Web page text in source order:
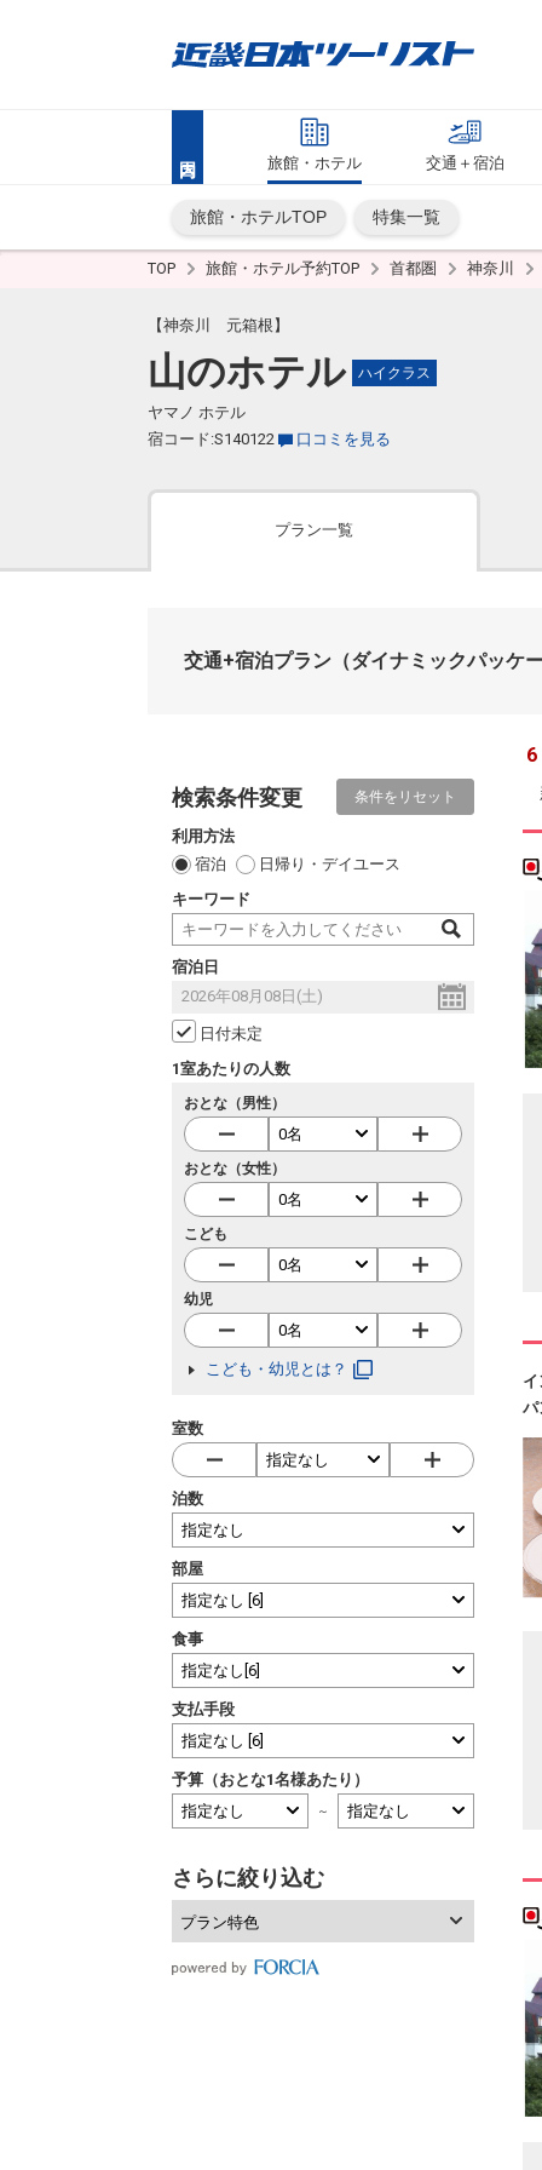
旅館・ホテル 交通＋宿泊
旅館・ホテルTOP 特集一覧
TOP 旅館・ホテル予約TOP 首都圏 神奈川
【神奈川 元箱根】
山のホテル ハイクラス
ヤマノ ホテル
宿コード:S140122
口コミを見る
プラン一覧
交通+宿泊プラン （ダイナミックパッケ
検索条件変更 条件をリセット
利用方法
宿泊
日帰り・デイユース
キーワード
宿泊日
日付未定
1室あたりの人数
おとな（男性）
おとな（女性）
こども
幼児
こども・幼児とは？
室数
泊数
部屋
食事
支払手段
予算（おとな1名様あたり）
～
さらに絞り込む
プラン特色
6
パ